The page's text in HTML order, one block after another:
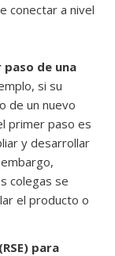
conectar a nivel
paso de una
si su
de un nuevo
primer paso es
y desarrollar
colegas se
el producto o
para